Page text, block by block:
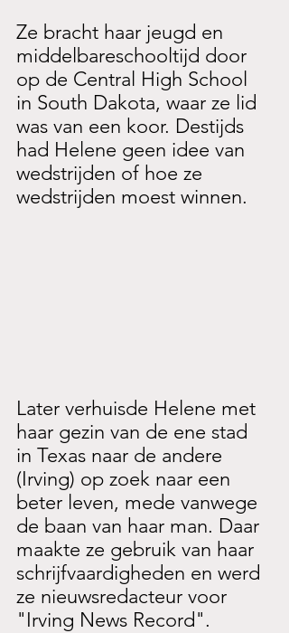
Ze bracht haar jeugd en
middelbareschooltijd door
op de Central High School
in South Dakota, waar ze lid
was van een koor. Destijds
had Helene geen idee van
wedstrijden of hoe ze
wedstrijden moest winnen.
Later verhuisde Helene met
haar gezin van de ene stad
in Texas naar de andere
(Irving) op zoek naar een
beter leven, mede vanwege
de baan van haar man. Daar
maakte ze gebruik van haar
schrijfvaardigheden en werd
ze nieuwsredacteur voor
"Irving News Record".